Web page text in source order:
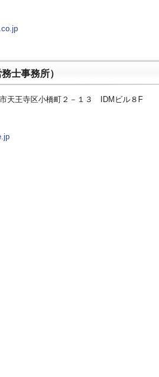
士事務所）
天王寺区小橋町２－１３ IDMビル８F